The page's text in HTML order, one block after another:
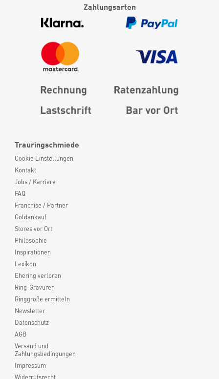
Trauringschmiede
Cookie Einstellungen
Kontakt
Jobs / Karriere
FAQ
Franchise / Partner
Goldankauf
Stores vor Ort
Philosophie
Inspirationen
Lexikon
Ehering verloren
Ring-Gravuren
Ringgröße ermitteln
Newsletter
Datenschutz
AGB
Versand und
Zahlungsbedingungen
Impressum
Widerrufsrecht
Zahlungsarten